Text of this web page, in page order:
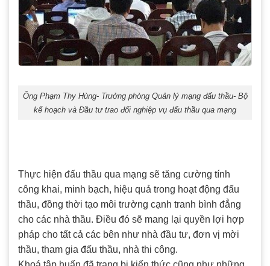
Ông Phạm Thy Hùng- Trưởng phòng Quản lý mạng đấu thầu- Bộ
kế hoạch và Đầu tư trao đổi nghiệp vụ đấu thầu qua mạng
Thực hiện đấu thầu qua mạng sẽ tăng cường tính
công khai, minh bạch, hiệu quả trong hoạt động đấu
thầu, đồng thời tạo môi trường cạnh tranh bình đẳng
cho các nhà thầu. Điều đó sẽ mang lại quyền lợi hợp
pháp cho tất cả các bên như nhà đầu tư, đơn vị mời
thầu, tham gia đấu thầu, nhà thi công.